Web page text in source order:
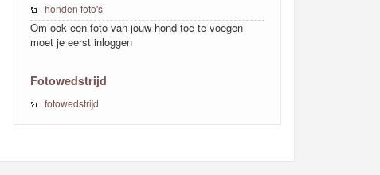
honden foto's
Om ook een foto van jouw hond toe te voegen
moet je eerst inloggen
Fotowedstrijd
fotowedstrijd